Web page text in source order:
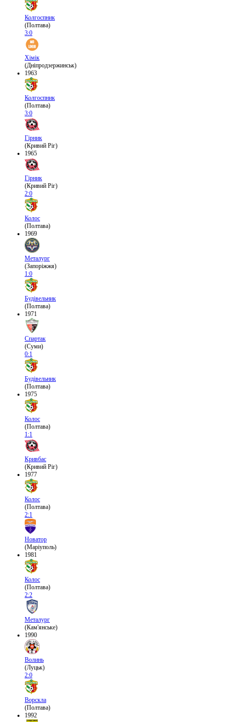
Колгоспник
(Полтава)
3:0
Хімік
(Дніпродзержинськ)
1963
Колгоспник
(Полтава)
3:0
Гірник
(Кривий Ріг)
1965
Гірник
(Кривий Ріг)
2:0
Колос
(Полтава)
1969
Металург
(Запоріжжя)
1:0
Будівельник
(Полтава)
1971
Спартак
(Суми)
0:1
Будівельник
(Полтава)
1975
Колос
(Полтава)
1:1
Кривбас
(Кривий Ріг)
1977
Колос
(Полтава)
2:1
Новатор
(Маріуполь)
1981
Колос
(Полтава)
2:2
Металург
(Кам'янське)
1990
Волинь
(Луцьк)
2:0
Ворскла
(Полтава)
1992